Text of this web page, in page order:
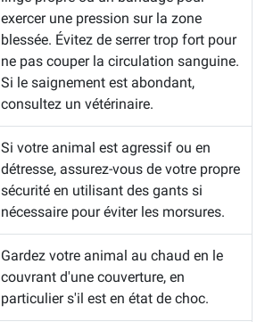
exercer une pression sur la zone
blessée. Évitez de serrer trop fort pour
ne pas couper la circulation sanguine.
Si le saignement est abondant,
consultez un vétérinaire.
Si votre animal est agressif ou en
détresse, assurez-vous de votre propre
sécurité en utilisant des gants si
nécessaire pour éviter les morsures.
Gardez votre animal au chaud en le
couvrant d'une couverture, en
particulier s'il est en état de choc.